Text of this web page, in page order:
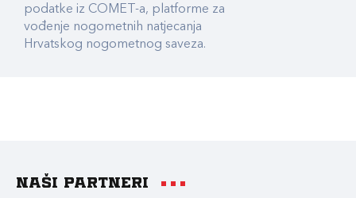
podatke iz COMET-a, platforme za
vođenje nogometnih natjecanja
Hrvatskog nogometnog saveza.
Naši partneri